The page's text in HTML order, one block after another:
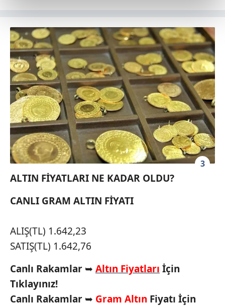
Her halükârda, kullanıcılar, bu çerezlere izin vermedikleri
takdirde, kullanıcılara hedefli reklamlar
gösterilmeyecektir."
Sizlere daha iyi bir hizmet sunabilmek için İnternet
Sitemizde kendimize ve üçüncü kişilere ait çerezler
kullanılmaktadır. Bu çerezler vasıtasıyla çeşitli kişisel
verileriniz işlenmekte olup gerekli olan çerezler bilgi
toplumu hizmetlerinin sunulması amacıyla
kullanılmaktadır. Diğer çerezler, sitemizin daha işlevsel
kılınması ve kişiselleştirilmesi ve sizlere yönelik
reklam/pazarlama faaliyetlerinin yapılması, amaçlarıyla
sınırlı olarak açık rızanız dahilinde kullanılacaktır.
Çerezlere ilişkin tercihlerinizi aşağıda yer alan panel
için Ayarlar butonuna tıklayabilir,
Metnimizi
6698 sayılı Kişisel Verilerin Korunması Kanunu uyarınca
hazırlanmış Aydınlatma Metnimizi okumak ve sitemizde
ilgili mevzuata uygun olarak kullanılan çerezlerle ilgili bilgi
almak için lütfentıklayınız.
3
ALTIN FİYATLARI NE KADAR OLDU?
CANLI GRAM ALTIN FİYATI
ALIŞ(TL) 1.642,23
SATIŞ(TL) 1.642,76
Canlı Rakamlar ➥ Altın Fiyatları İçin
Tıklayınız!
Canlı Rakamlar ➥ Gram Altın Fiyatı İçin